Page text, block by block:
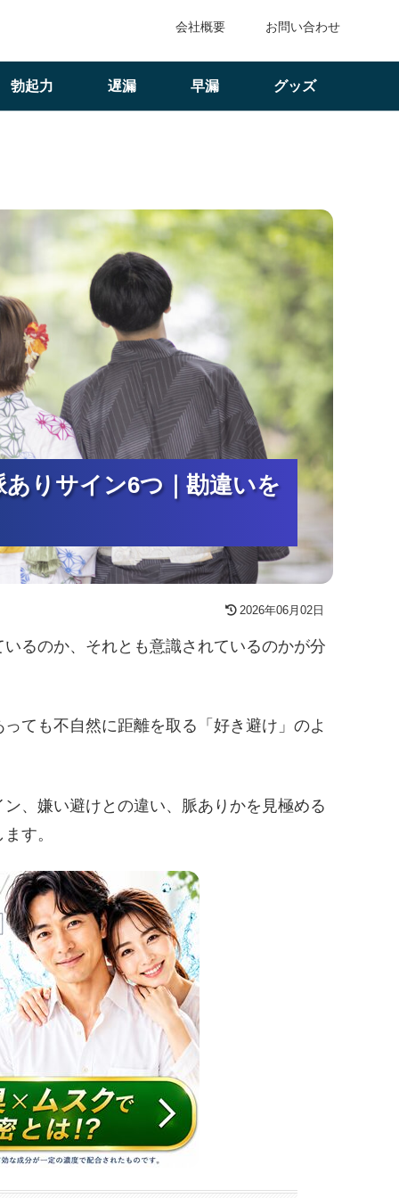
会社概要 お問い合わせ
勃起力 遅漏 早漏 グッズ
勘違いを防いで距離を縮めるには？
りサイン6つ｜勘違いを
りサイン6つ｜勘違いを
りサイン6つ｜勘違いを
2026年06月02日
るのか、それとも意識されているのかが分
ても不自然に距離を取る「好き避け」のよ
、嫌い避けとの違い、脈ありかを見極める
す。